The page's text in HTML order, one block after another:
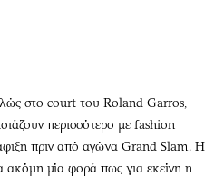
Εκπομπές
Wine routes
Podcasts
στο court του Roland Garros,
περισσότερο με fashion
πριν από αγώνα Grand Slam. Η
ακόμη μία φορά πως για εκείνη η